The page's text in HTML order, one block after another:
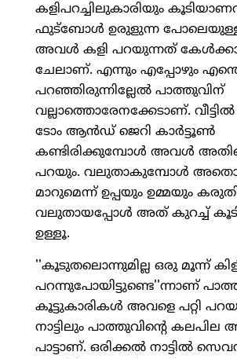
കളിപറച്ചിലുകാരിയും
ഫുട്‌ബോള്‍ ഉരുളുന്ന
അവള്‍ കളി പറയുന്നത്
ചേലാണ്. എന്നും എപ്പോഴും
പറഞ്ഞിരുന്നില്ലേല്‍ പാത്തുവിന്
വല്ലാത്തൊരേനക്കേടാണ്. വീട്ടില്‍
ടോം ആന്‍ഡ് ജെറി കാര്‍ട്ടൂണ്‍
കണ്ടിരിക്കുമ്പോള്‍ അവള്‍
പറയും. വലുതാകുമ്പോള്‍
മാറുമെന്ന് ഉപ്പയും ഉമ്മയും
വലുതായപ്പോള്‍ അത് കുറച്ച്
ഉള്ളൂ.
''കൂടുതലൊന്നുമില്ല ഒരു മൂന്ന്
പറന്നുപോയിട്ടുണ്ടെ''ന്നാണ്
കൂട്ടുകാരികള്‍ അവളെ പറ്റി
നാട്ടിലും പാത്തുവിന്റെ കലപില
പാട്ടാണ്. ഒരിക്കല്‍ നാട്ടില്‍